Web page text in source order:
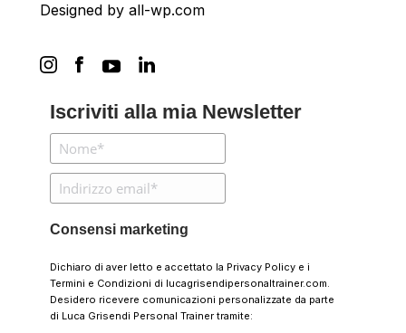
Designed by all-wp.com
Iscriviti alla mia Newsletter
Consensi marketing
Dichiaro di aver letto e accettato la Privacy Policye i
Termini e Condizioni di lucagrisendipersonaltrainer.com.
Desidero ricevere comunicazioni personalizzate da parte
di Luca Grisendi Personal Trainer tramite: